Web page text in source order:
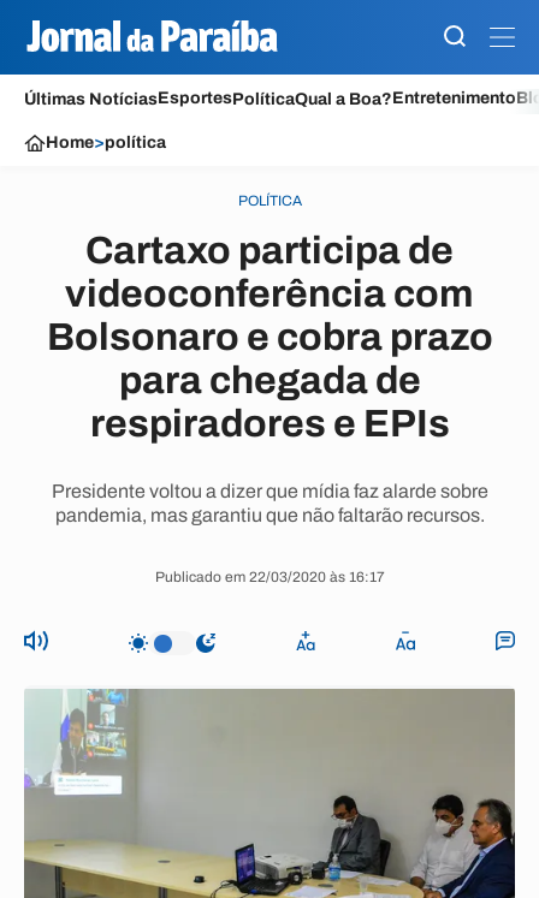
Últimas NotíciasEsportesPolíticaQual a Boa?Entretenimento
Home>política
POLÍTICA
Cartaxo participa de
videoconferência com
Bolsonaro e cobra prazo
para chegada de
respiradores e EPIs
Presidente voltou a dizer que mídia faz alarde sobre
pandemia, mas garantiu que não faltarão recursos.
Publicado em 22/03/2020 às 16:17